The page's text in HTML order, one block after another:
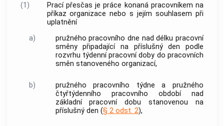
(1)
Prací přesčas je práce konaná pracovníkem na
příkaz organizace nebo s jejím souhlasem při
uplatnění
a)
pružného pracovního dne nad délku pracovní
směny připadající na příslušný den podle
rozvrhu týdenní pracovní doby do pracovních
směn stanoveného organizací,
b)
pružného pracovního týdne a pružného
čtyřtýdenního pracovního období nad
základní pracovní dobu stanovenou na
příslušný den (§ 2 odst. 2),